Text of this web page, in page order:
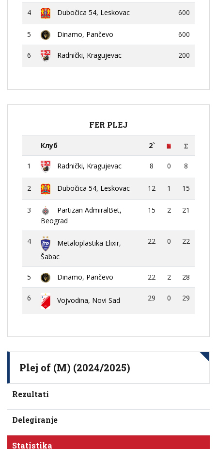
4 Dubočica 54, Leskovac 600
5 Dinamo, Pančevo 600
6 Radnički, Kragujevac 200
FER PLEJ
Клуб 2`
1 Radnički, Kragujevac 8 0 8
2 Dubočica 54, Leskovac 12 1 15
3
Partizan AdmiralBet,
Beograd
15 2 21
4
Metaloplastika Elixir,
Šabac
22 0 22
5 Dinamo, Pančevo 22 2 28
6 Vojvodina, Novi Sad 29 0 29
Plej of (M) (2024/2025)
Rezultati
Delegiranje
Statistika